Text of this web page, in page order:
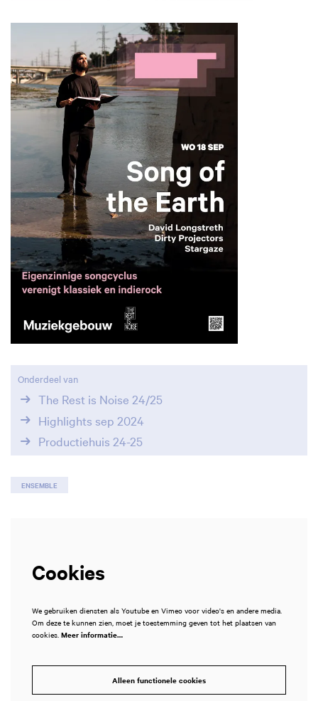
Onderdeel van
The Rest is Noise 24/25
Highlights sep 2024
Productiehuis 24-25
ENSEMBLE
Cookies
We gebruiken diensten als Youtube en Vimeo voor video's en andere media.
Om deze te kunnen zien, moet je toestemming geven tot het plaatsen van
cookies. Meer informatie…
Alleen functionele cookies
Inzoomen